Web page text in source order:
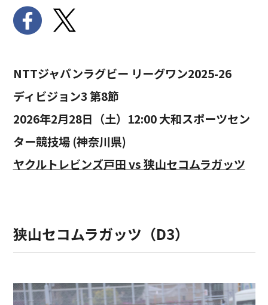
NTTジャパンラグビー リーグワン2025-26
ディビジョン3 第8節
2026年2月28日（土）12:00 大和スポーツセン
ター競技場 (神奈川県)
ヤクルトレビンズ戸田 vs 狭山セコムラガッツ
狭山セコムラガッツ（D3）